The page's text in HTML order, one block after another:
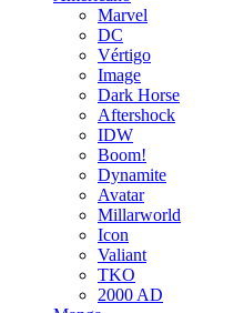
Marvel
DC
Vértigo
Image
Dark Horse
Aftershock
IDW
Boom!
Dynamite
Avatar
Millarworld
Icon
Valiant
TKO
2000 AD